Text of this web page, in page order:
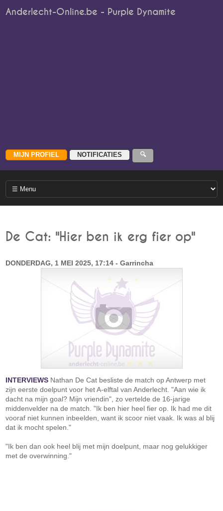
Anderlecht-Online.be - Purple Dynamite
De Cat: "Hier ben ik erg fier op"
DONDERDAG, 1 MEI 2025, 17:14 - Garrincha
INTERVIEWS Nathan De Cat besliste de match op Antwerp met
zijn eerste doelpunt voor het A-elftal van Anderlecht. "Aan wie ik
dacht na mijn goal? Mijn vriendin", zo vertelde de 16-jarige
middenvelder na de match. "Ik ben hier heel fier op. Ik had me dit
vooraf niet kunnen inbeelden, want ik scoor niet vaak. Ik was al blij
dat ik mocht spelen."
"Ik ben dan ook heel blij met mijn doelpunt, maar nog gelukkiger
met de overwinning."